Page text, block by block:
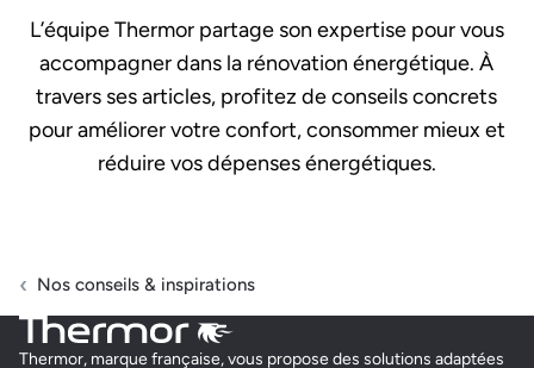
L’équipe Thermor partage son expertise pour vous
accompagner dans la rénovation énergétique. À
travers ses articles, profitez de conseils concrets
pour améliorer votre confort, consommer mieux et
réduire vos dépenses énergétiques.
Nos conseils & inspirations
Thermor, marque française, vous propose des solutions adaptées